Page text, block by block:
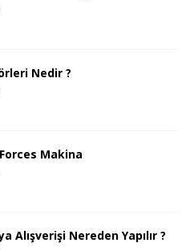
Nedir ?
Makina
Alışverişi Nereden Yapılır ?